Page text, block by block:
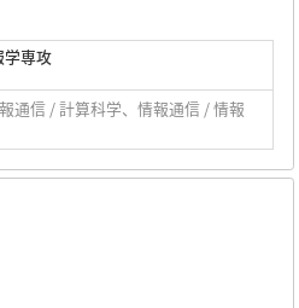
学専攻
通信 / 計算科学、情報通信 / 情報